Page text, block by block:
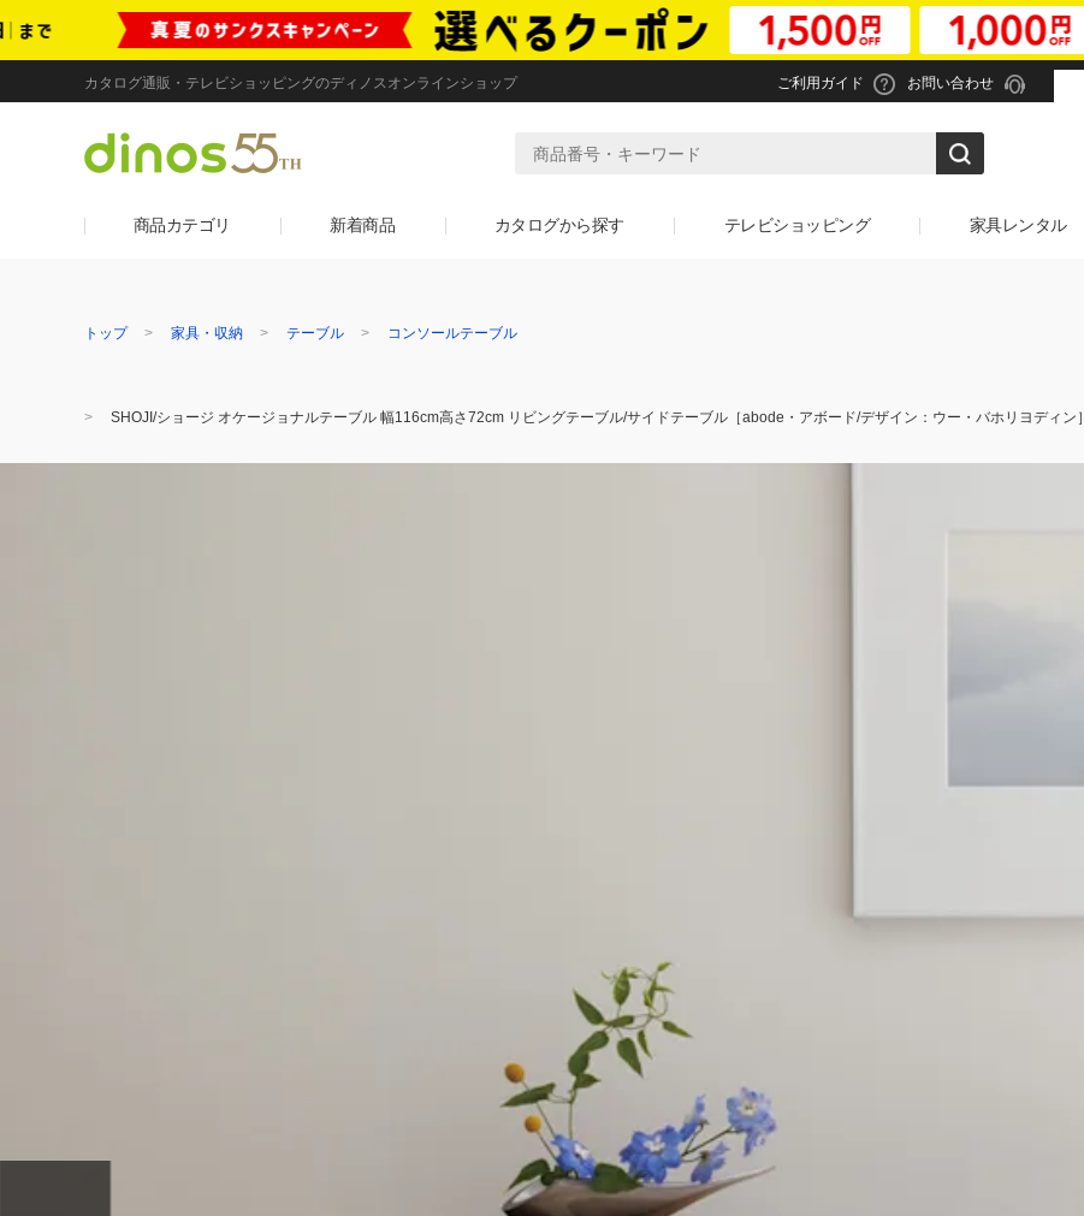
カタログ通販・テレビショッピングのディノスオンラインショップ ご利用ガイド お問い合わせ
商品カテゴリ 新着商品 カタログから探す テレビショッピング 家具レンタル
トップ 家具・収納 テーブル コンソールテーブル
SHOJI/ショージ オケージョナルテーブル 幅116cm高さ72cm リビングテーブル/サイドテーブル［abode・アボード/デザイン：ウー・バホリヨディン］